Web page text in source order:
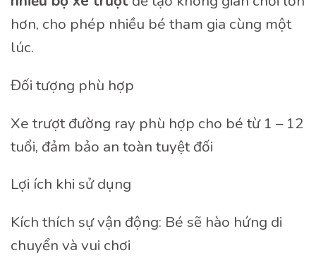
hơn, cho phép nhiều bé tham gia cùng một
lúc.
Đối tượng phù hợp
Xe trượt đường ray phù hợp cho bé từ 1 – 12
tuổi, đảm bảo an toàn tuyệt đối
Lợi ích khi sử dụng
Kích thích sự vận động: Bé sẽ hào hứng di
chuyển và vui chơi